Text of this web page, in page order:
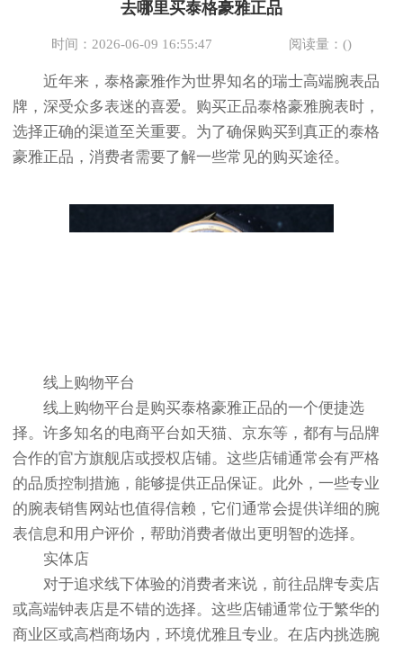
去哪里买泰格豪雅正品
时间：2026-06-09 16:55:47 阅读量：()
近年来，泰格豪雅作为世界知名的瑞士高端腕表品
牌，深受众多表迷的喜爱。购买正品泰格豪雅腕表时，
选择正确的渠道至关重要。为了确保购买到真正的泰格
豪雅正品，消费者需要了解一些常见的购买途径。
线上购物平台
线上购物平台是购买泰格豪雅正品的一个便捷选
择。许多知名的电商平台如天猫、京东等，都有与品牌
合作的官方旗舰店或授权店铺。这些店铺通常会有严格
的品质控制措施，能够提供正品保证。此外，一些专业
的腕表销售网站也值得信赖，它们通常会提供详细的腕
表信息和用户评价，帮助消费者做出更明智的选择。
实体店
对于追求线下体验的消费者来说，前往品牌专卖店
或高端钟表店是不错的选择。这些店铺通常位于繁华的
商业区或高档商场内，环境优雅且专业。在店内挑选腕